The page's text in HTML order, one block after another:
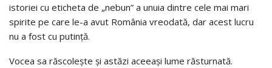
istoriei cu eticheta de „nebun” a unuia dintre cele mai mari
spirite pe care le-a avut România vreodată, dar acest lucru
nu a fost cu putinţă.
Vocea sa răscoleşte şi astăzi aceeaşi lume răsturnată.